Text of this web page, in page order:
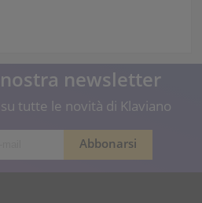
newsletter
tutte le novità di Klaviano